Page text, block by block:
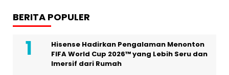
BERITA POPULER
Hisense Hadirkan Pengalaman Menonton
FIFA World Cup 2026™ yang Lebih Seru dan
Imersif dari Rumah